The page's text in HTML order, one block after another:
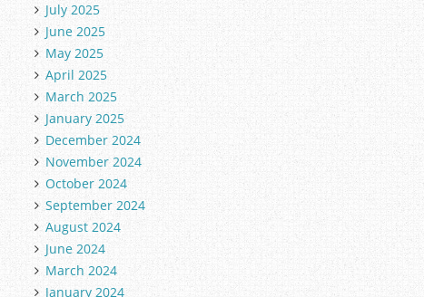
July 2025
June 2025
May 2025
April 2025
March 2025
January 2025
December 2024
November 2024
October 2024
September 2024
August 2024
June 2024
March 2024
January 2024